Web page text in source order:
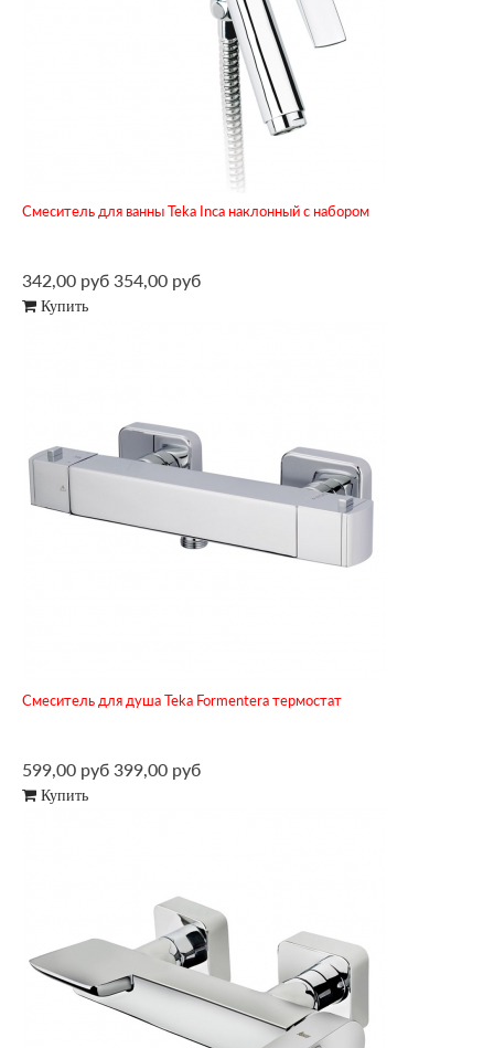
Смеситель для ванны Teka Inca наклонный с набором
342,00 руб 354,00 руб
Купить
Смеситель для душа Teka Formentera термостат
599,00 руб 399,00 руб
Купить